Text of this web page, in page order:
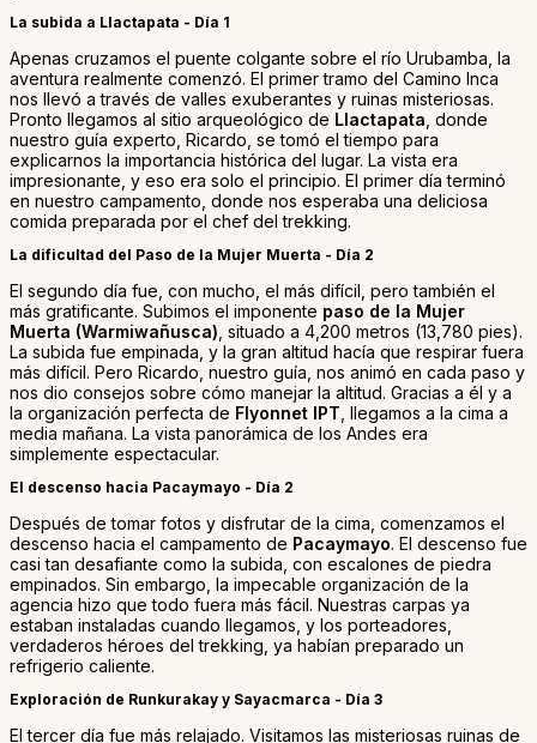
La subida a Llactapata - Día 1
Apenas cruzamos el puente colgante sobre el río Urubamba, la
aventura realmente comenzó. El primer tramo del Camino Inca
nos llevó a través de valles exuberantes y ruinas misteriosas.
Pronto llegamos al sitio arqueológico de Llactapata , donde
nuestro guía experto, Ricardo, se tomó el tiempo para
explicarnos la importancia histórica del lugar. La vista era
impresionante, y eso era solo el principio. El primer día terminó
en nuestro campamento, donde nos esperaba una deliciosa
comida preparada por el chef del trekking.
La dificultad del Paso de la Mujer Muerta - Día 2
El segundo día fue, con mucho, el más difícil, pero también el
más gratificante. Subimos el imponente paso de la Mujer
Muerta (Warmiwañusca) , situado a 4,200 metros (13,780 pies).
La subida fue empinada, y la gran altitud hacía que respirar fuera
más difícil. Pero Ricardo, nuestro guía, nos animó en cada paso y
nos dio consejos sobre cómo manejar la altitud. Gracias a él y a
la organización perfecta de Flyonnet IPT , llegamos a la cima a
media mañana. La vista panorámica de los Andes era
simplemente espectacular.
El descenso hacia Pacaymayo - Día 2
Después de tomar fotos y disfrutar de la cima, comenzamos el
descenso hacia el campamento de Pacaymayo. El descenso fue
casi tan desafiante como la subida, con escalones de piedra
empinados. Sin embargo, la impecable organización de la
agencia hizo que todo fuera más fácil. Nuestras carpas ya
estaban instaladas cuando llegamos, y los porteadores,
verdaderos héroes del trekking, ya habían preparado un
refrigerio caliente.
Exploración de Runkurakay y Sayacmarca - Día 3
El tercer día fue más relajado. Visitamos las misteriosas ruinas de